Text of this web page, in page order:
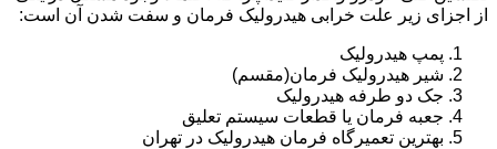
از اجزای زیر علت خرابی هیدرولیک فرمان و سفت شدن آن است:
پمپ هیدرولیک
شیر هیدرولیک فرمان(مقسم)
جک دو طرفه هیدرولیک
جعبه فرمان یا قطعات سیستم تعلیق
بهترین تعمیرگاه فرمان هیدرولیک در تهران